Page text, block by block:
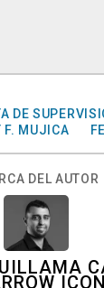
DE
F. MUJICA
DEL AUTOR